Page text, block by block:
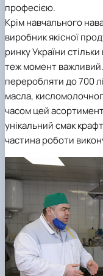
професією.
Крім навчального
виробник якісної
ринку України
теж момент
переробляти до 700
масла,
часом цей
унікальний смак
частина роботи